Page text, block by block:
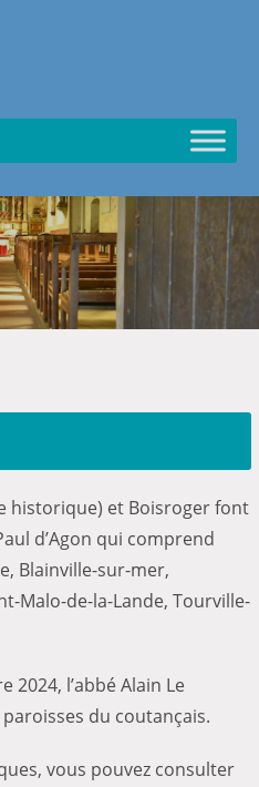
historique) et Boisroger font
d’Agon qui comprend
Blainville-sur-mer,
Malo-de-la-Lande, Tourville-
l’abbé Alain Le
du coutançais.
vous pouvez consulter